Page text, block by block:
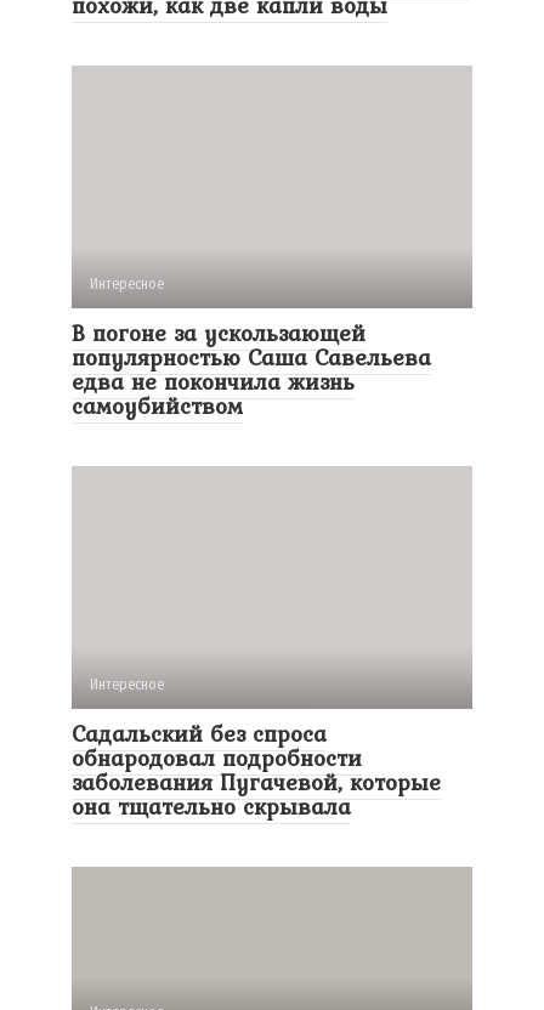
Интересное
В погоне за ускользающей
популярностью Саша Савельева
едва не покончила жизнь
самоубийством
Интересное
Садальский без спроса
обнародовал подробности
заболевания Пугачевой, которые
она тщательно скрывала